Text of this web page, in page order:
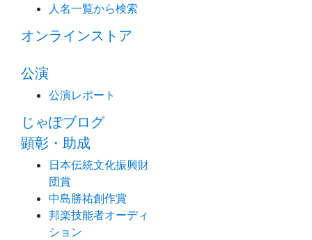
人名一覧から検索
オンラインストア
公演
公演レポート
じゃぽブログ
顕彰・助成
日本伝統文化振興財
団賞
中島勝祐創作賞
邦楽技能者オーディ
ション